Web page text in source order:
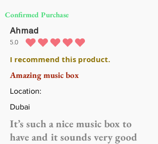
Confirmed Purchase
Ahmad
5.0 متوسط التقييم هو 5 من 5
I recommend this product.
Amazing music box
Location:
Dubai
It’s such a nice music box to
have and it sounds very good